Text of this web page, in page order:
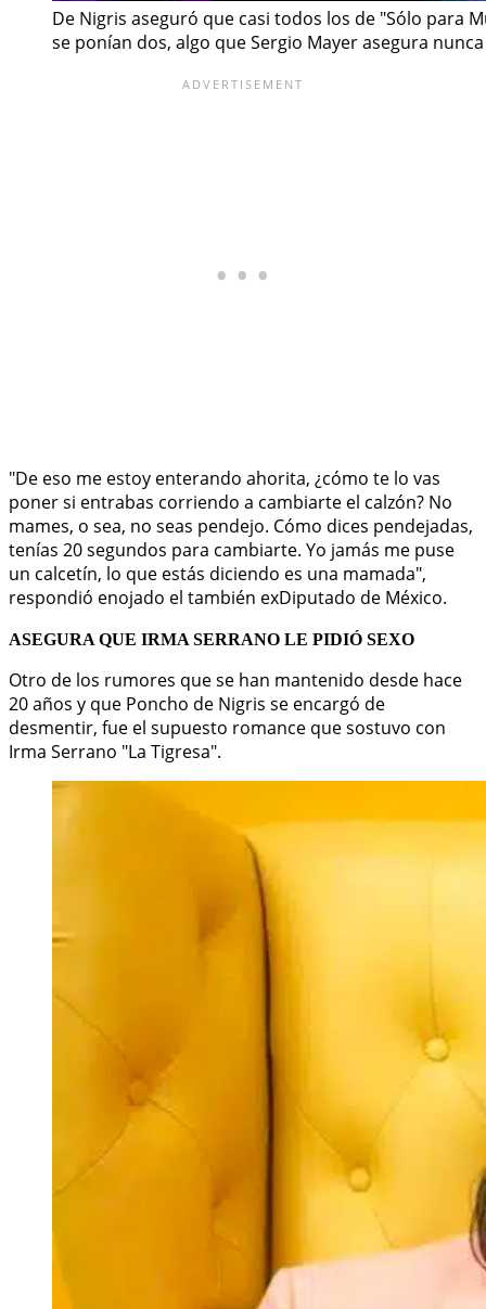
De Nigris aseguró que casi todos los de "Sólo para
se ponían dos, algo que Sergio Mayer asegura
"De eso me estoy enterando ahorita, ¿cómo te lo vas
poner si entrabas corriendo a cambiarte el calzón? No
mames, o sea, no seas pendejo. Cómo dices pendejadas,
tenías 20 segundos para cambiarte. Yo jamás me puse
un calcetín, lo que estás diciendo es una mamada",
respondió enojado el también exDiputado de México.
ASEGURA QUE IRMA SERRANO LE PIDIÓ SEXO
Otro de los rumores que se han mantenido desde hace
20 años y que Poncho de Nigris se encargó de
desmentir, fue el supuesto romance que sostuvo con
Irma Serrano "La Tigresa".